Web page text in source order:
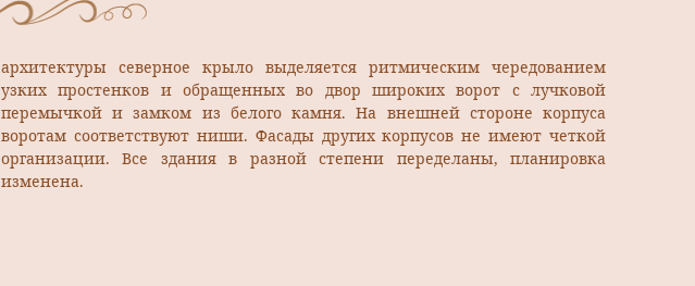
архитектуры северное крыло выделяется ритмическим чередованием
узких простенков и обращенных во двор широких ворот с лучковой
перемычкой и замком из белого камня. На внешней стороне корпуса
воротам соответствуют ниши. Фасады других корпусов не имеют четкой
организации. Все здания в разной степени переделаны, планировка
изменена.